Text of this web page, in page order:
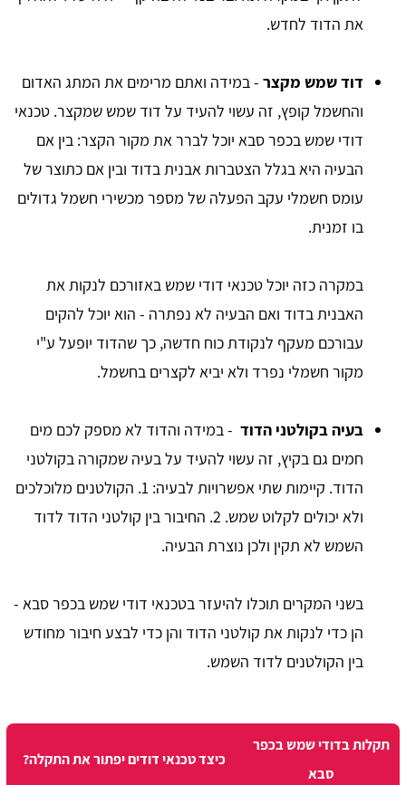
את הדוד לחדש.
דוד שמש מקצר - במידה ואתם מרימים את המתג האדום
והחשמל קופץ, זה עשוי להעיד על דוד שמש שמקצר. טכנאי
דודי שמש בכפר סבא יוכל לברר את מקור הקצר: בין אם
הבעיה היא בגלל הצטברות אבנית בדוד ובין אם כתוצר של
עומס חשמלי עקב הפעלה של מספר מכשירי חשמל גדולים
בו זמנית.
במקרה כזה יוכל טכנאי דודי שמש באזורכם לנקות את
האבנית בדוד ואם הבעיה לא נפתרה - הוא יוכל להקים
עבורכם מעקף לנקודת כוח חדשה, כך שהדוד יופעל ע"י
מקור חשמלי נפרד ולא יביא לקצרים בחשמל.
בעיה בקולטני הדוד - במידה והדוד לא מספק לכם מים
חמים גם בקיץ, זה עשוי להעיד על בעיה שמקורה בקולטני
הדוד. קיימות שתי אפשרויות לבעיה: 1. הקולטנים מלוכלכים
ולא יכולים לקלוט שמש. 2. החיבור בין קולטני הדוד לדוד
השמש לא תקין ולכן נוצרת הבעיה.
בשני המקרים תוכלו להיעזר בטכנאי דודי שמש בכפר סבא -
הן כדי לנקות את קולטני הדוד והן כדי לבצע חיבור מחודש
בין הקולטנים לדוד השמש.
תקלות בדודי שמש בכפר
סבא
כיצד טכנאי דודים יפתור את התקלה?